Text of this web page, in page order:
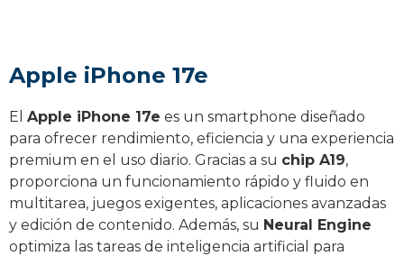
Apple iPhone 17e
El Apple iPhone 17e es un smartphone diseñado
para ofrecer rendimiento, eficiencia y una experiencia
premium en el uso diario. Gracias a su chip A19,
proporciona un funcionamiento rápido y fluido en
multitarea, juegos exigentes, aplicaciones avanzadas
y edición de contenido. Además, su Neural Engine
optimiza las tareas de inteligencia artificial para